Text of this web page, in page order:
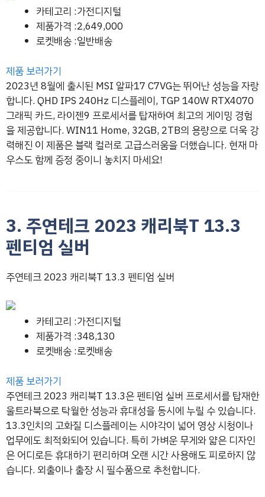
카테고리 :가전디지털
제품가격 :2,649,000
로켓배송 :일반배송
제품 보러가기
2023년 8월에 출시된 MSI 알파17 C7VG는 뛰어난 성능을 자랑
합니다. QHD IPS 240Hz 디스플레이, TGP 140W RTX4070
그래픽 카드, 라이젠9 프로세서를 탑재하여 최고의 게이밍 경험
을 제공합니다. WIN11 Home, 32GB, 2TB의 용량으로 더욱 강
력해진 이 제품은 블랙 컬러로 고급스러움을 더했습니다. 현재 마
우스도 함께 증정 중이니 놓치지 마세요!
3. 주연테크 2023 캐리북T 13.3
펜티엄 실버
주연테크 2023 캐리북T 13.3 펜티엄 실버
카테고리 :가전디지털
제품가격 :348,130
로켓배송 :로켓배송
제품 보러가기
주연테크 2023 캐리북T 13.3은 펜티엄 실버 프로세서를 탑재한
울트라북으로 탁월한 성능과 휴대성을 동시에 누릴 수 있습니다.
13.3인치의 고화질 디스플레이는 시야각이 넓어 영상 시청이나
업무에도 최적화되어 있습니다. 특히 가벼운 무게와 얇은 디자인
은 어디로든 휴대하기 편리하며 오랜 시간 사용해도 피로하지 않
습니다. 외출이나 출장 시 필수품으로 추천합니다.